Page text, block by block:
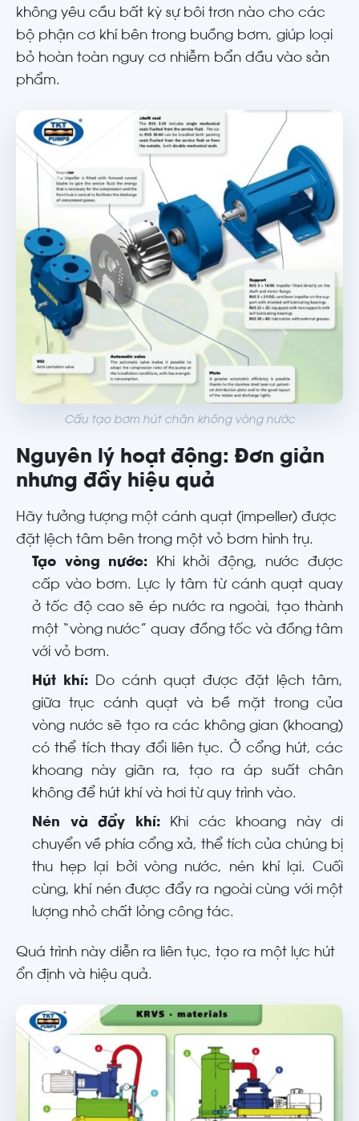
không yêu cầu bất kỳ sự bôi trơn nào cho các
bộ phận cơ khí bên trong buồng bơm, giúp loại
bỏ hoàn toàn nguy cơ nhiễm bẩn dầu vào sản
phẩm.
Cấu tạo bơm hút chân không vòng nước
Nguyên lý hoạt động: Đơn giản
nhưng đầy hiệu quả
Hãy tưởng tượng một cánh quạt (impeller) được
đặt lệch tâm bên trong một vỏ bơm hình trụ.
Tạo vòng nước: Khi khởi động, nước được
cấp vào bơm. Lực ly tâm từ cánh quạt quay
ở tốc độ cao sẽ ép nước ra ngoài, tạo thành
một “vòng nước” quay đồng tốc và đồng tâm
với vỏ bơm.
Hút khí: Do cánh quạt được đặt lệch tâm,
giữa trục cánh quạt và bề mặt trong của
vòng nước sẽ tạo ra các không gian (khoang)
có thể tích thay đổi liên tục. Ở cổng hút, các
khoang này giãn ra, tạo ra áp suất chân
không để hút khí và hơi từ quy trình vào.
Nén và đẩy khí:Khi các khoang này di
chuyển về phía cổng xả, thể tích của chúng bị
thu hẹp lại bởi vòng nước, nén khí lại. Cuối
cùng, khí nén được đẩy ra ngoài cùng với một
lượng nhỏ chất lỏng công tác.
Quá trình này diễn ra liên tục, tạo ra một lực hút
ổn định và hiệu quả.